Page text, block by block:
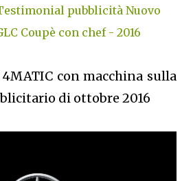
pubblicità Nuovo
Coupè con chef - 2016
con macchina sulla
di ottobre 2016